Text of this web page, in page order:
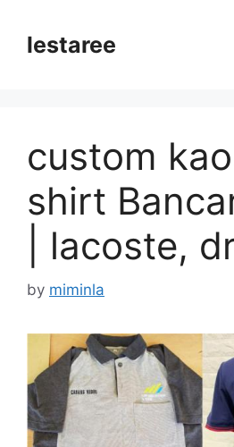
contentlestaree
custom
shirt
| lacoste,
by miminla